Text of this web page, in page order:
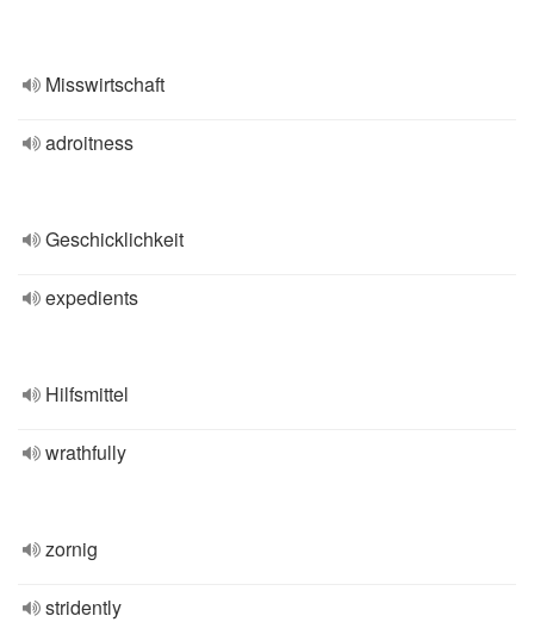
Misswirtschaft
adroitness
Geschicklichkeit
expedients
Hilfsmittel
wrathfully
zornig
stridently